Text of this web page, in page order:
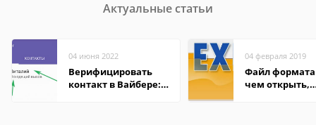
Актуальные статьи
04 июня 2022
Верифицировать
контакт в Вайбере:
04 февраля 2019
Файл
чем открыть,